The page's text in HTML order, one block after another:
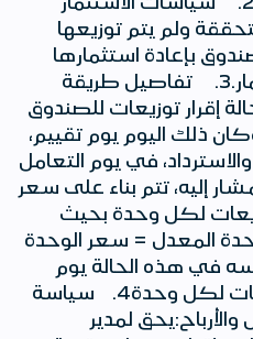
ولم يتم توزيعها
بإعادة استثمارها
بحسب آلية سياسة الاستثمار.3. تفاصيل طريقة
إقرار توزيعات للصندوق
ذلك اليوم يوم تقييم،
في يوم التعامل
إليه، تتم بناء على سعر
لكل وحدة بحيث
المعدل = سعر الوحدة
في هذه الحالة يوم
الاستحقاق) – قيمة التوزيعات لكل وحدة4. سياسة
لمدير